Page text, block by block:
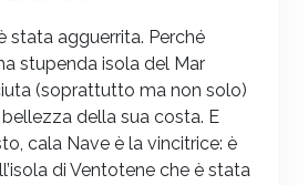
stata agguerrita. Perché
stupenda isola del Mar
(soprattutto ma non solo)
della sua costa. E
cala Nave è la vincitrice: è
di Ventotene che è stata